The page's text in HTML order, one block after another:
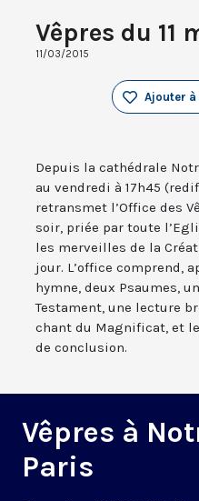
Vêpres du 11
11/03/2015
Ajouter
Depuis la cathédrale
au vendredi à 17h45
retransmet l’Office des
soir, priée par toute
les merveilles de la
jour. L’office comprend,
hymne, deux Psaumes,
Testament, une lecture
chant du Magnificat, et
de conclusion.
Vêpres à
Paris